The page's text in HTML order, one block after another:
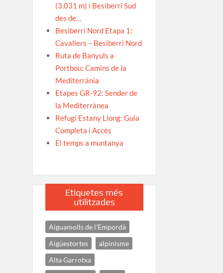
(3.031 m) i Besiberri Sud
des de…
Besiberri Nord Etapa 1:
Cavallers – Besiberri Nord
Ruta de Banyuls a
Portbou: Camins de la
Mediterrània
Etapes GR-92: Sender de
la Mediterrànea
Refugi Estany Llong: Guia
Completa i Accés
El temps a muntanya
Etiquetes més
utilitzades
Aiguamolls de l'Empordà
Aigüestortes
alpinisme
Alta Garrotxa